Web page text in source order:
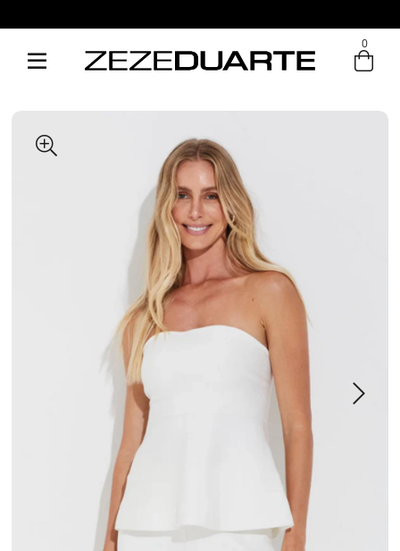
Entre com email ou cpf/cnpj
0